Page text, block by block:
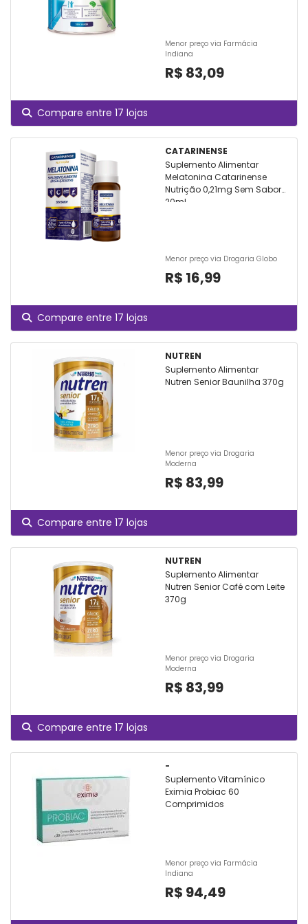
Menor preço via Farmácia
Indiana
R$ 83,09
Compare entre 17 lojas
CATARINENSE
Suplemento Alimentar
Melatonina Catarinense
Nutrição 0,21mg Sem Sabor
20ml
Menor preço via Drogaria Globo
R$ 16,99
Compare entre 17 lojas
NUTREN
Suplemento Alimentar
Nutren Senior Baunilha 370g
Menor preço via Drogaria
Moderna
R$ 83,99
Compare entre 17 lojas
NUTREN
Suplemento Alimentar
Nutren Senior Café com Leite
370g
Menor preço via Drogaria
Moderna
R$ 83,99
Compare entre 17 lojas
-
Suplemento Vitamínico
Eximia Probiac 60
Comprimidos
Menor preço via Farmácia
Indiana
R$ 94,49